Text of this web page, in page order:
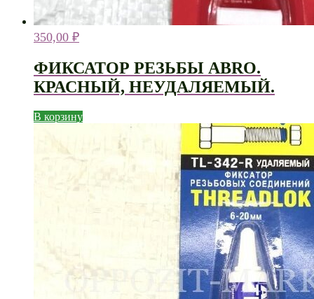
350,00 ₽
ФИКСАТОР РЕЗЬБЫ ABRO.
КРАСНЫЙ, НЕУДАЛЯЕМЫЙ.
В корзину